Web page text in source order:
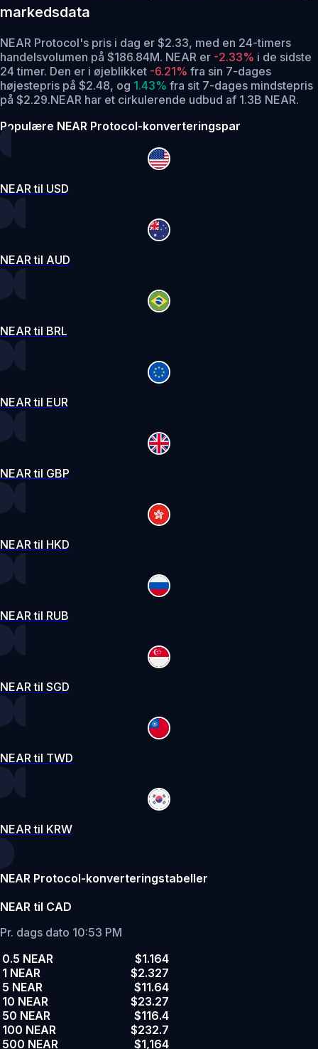
markedsdata
NEAR Protocol's pris i dag er $2.33, med en 24-timers
handelsvolumen på $186.84M. NEAR er -2.33% i de sidste
24 timer. Den er i øjeblikket -6.21% fra sin 7-dages
højestepris på $2.48, og 1.43% fra sit 7-dages mindstepris
på $2.29.NEAR har et cirkulerende udbud af 1.3B NEAR.
Populære NEAR Protocol-konverteringspar
NEAR til USD
NEAR til AUD
NEAR til BRL
NEAR til EUR
NEAR til GBP
NEAR til HKD
NEAR til RUB
NEAR til SGD
NEAR til TWD
NEAR til KRW
NEAR Protocol-konverteringstabeller
NEAR til CAD
Pr. dags dato 10:53 PM
0.5 NEAR
$1.164
1 NEAR
$2.327
5 NEAR
$11.64
10 NEAR
$23.27
50 NEAR
$116.4
100 NEAR
$232.7
500 NEAR
$1,164